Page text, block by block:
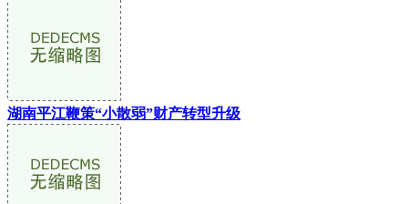
湖南平江鞭策“小散弱”财产转型升级